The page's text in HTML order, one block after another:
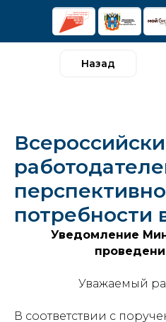
Назад
потребности
Уведомление
Уважаемый
В соответствии с